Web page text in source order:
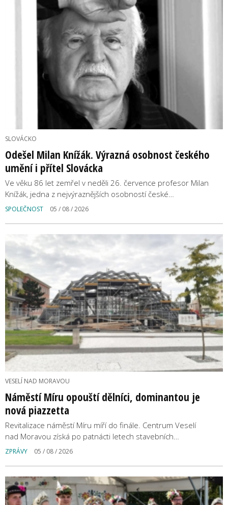
SLOVÁCKO
Odešel Milan Knížák. Výrazná osobnost českého
umění i přítel Slovácka
Ve věku 86 let zemřel v neděli 26. července profesor Milan
Knížák, jedna z nejvýraznějších osobností české…
SPOLEČNOST 05 / 08 / 2026
VESELÍ NAD MORAVOU
Náměstí Míru opouští dělníci, dominantou je
nová piazzetta
Revitalizace náměstí Míru míří do finále. Centrum Veselí
nad Moravou získá po patnácti letech stavebních…
ZPRÁVY 05 / 08 / 2026